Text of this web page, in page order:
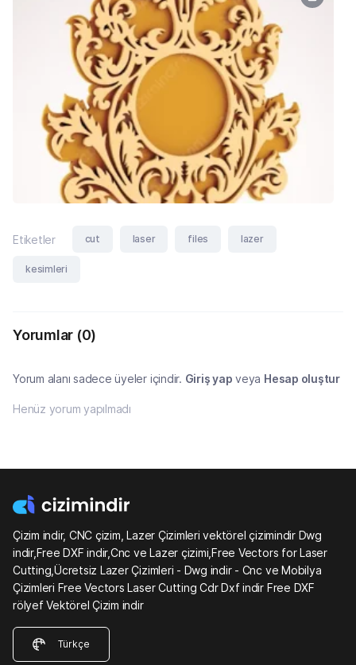
Etiketler cut laser files lazer
kesimleri
Yorumlar (0)
Yorum alanı sadece üyeler içindir. Giriş yap veya Hesap oluştur
Henüz yorum yapılmadı
Çizim indir, CNC çizim, Lazer Çizimleri vektörel çizimindir Dwg
indir,Free DXF indir,Cnc ve Lazer çizimi,Free Vectors for Laser
Cutting,Ücretsiz Lazer Çizimleri - Dwg indir - Cnc ve Mobilya
Çizimleri Free Vectors Laser Cutting Cdr Dxf indir Free DXF
rölyef Vektörel Çizim indir
Türkçe